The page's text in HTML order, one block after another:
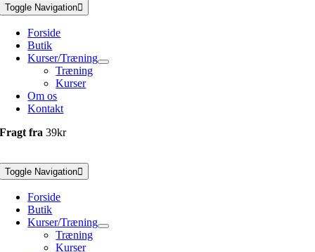
Toggle Navigation
Forside
Butik
Kurser/Træning
Træning
Kurser
Om os
Kontakt
Fragt fra39kr
Toggle Navigation
Forside
Butik
Kurser/Træning
Træning
Kurser